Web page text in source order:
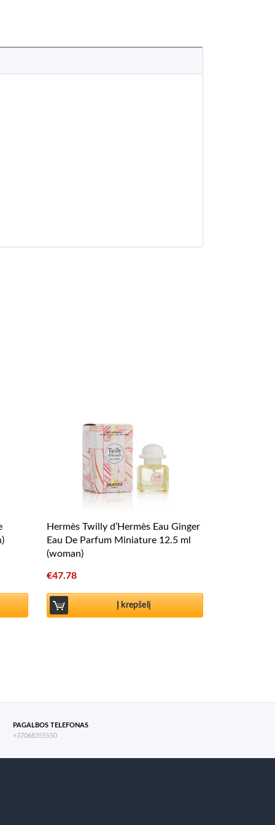
Hermès Twilly d’Hermès Eau Ginger
Eau De Parfum Miniature 12.5 ml
(woman)
€47.78
Į krepšelį
PAGALBOS TELEFONAS
+37068355550